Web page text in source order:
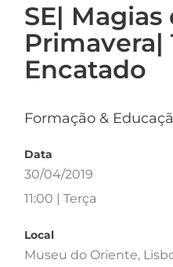
SE| Magias
Primavera|
Encatado
Formação &
Data
30/04/2019
11:00 | Terça
Local
Museu do Oriente,